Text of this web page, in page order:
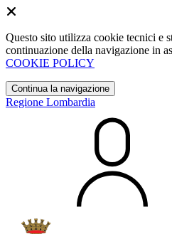
Questo sito utilizza cookie tecnici e
continuazione della navigazione in
COOKIE POLICY
Continua la navigazione
Regione Lombardia